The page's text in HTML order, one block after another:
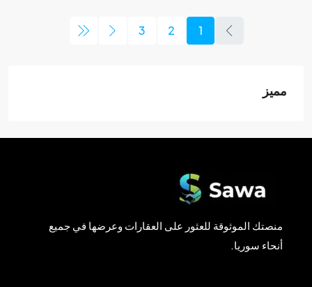
1
2
3
مميز
منصتك الموثوقة للعثور على العقارات وعرضها في جميع
أنحاء سوريا.